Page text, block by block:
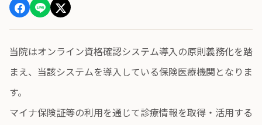
当院はオンライン資格確認システム導入の原則義務化を踏
まえ、当該システムを導入している保険医療機関となりま
す。
マイナ保険証等の利用を通じて診療情報を取得・活用する